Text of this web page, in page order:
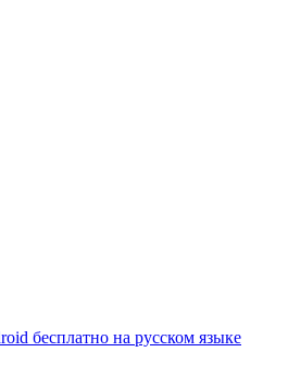
бесплатно на русском языке